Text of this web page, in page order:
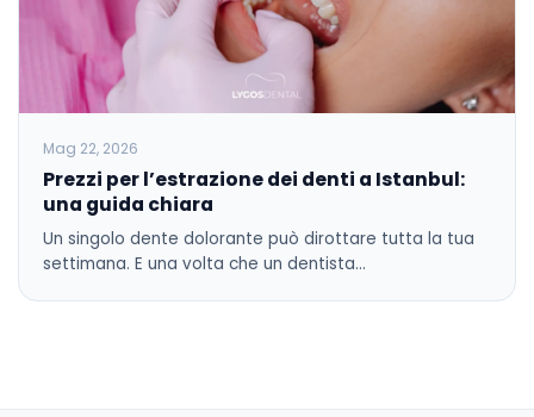
Mag 22, 2026
Prezzi per l’estrazione dei denti a Istanbul:
una guida chiara
Un singolo dente dolorante può dirottare tutta la tua
settimana. E una volta che un dentista…